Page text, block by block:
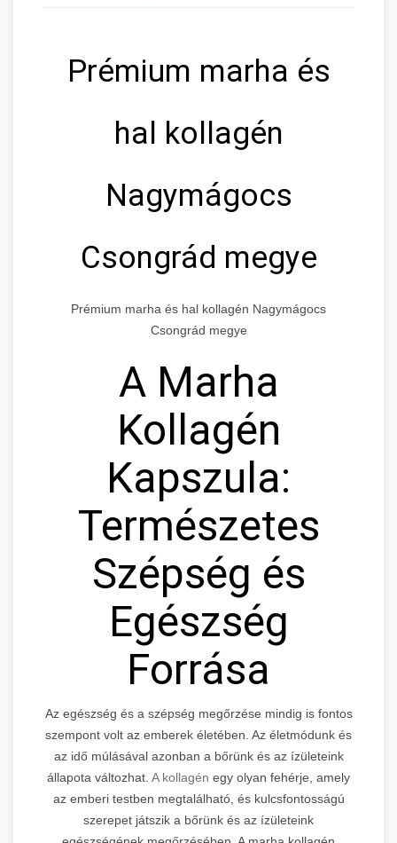
Prémium marha és
hal kollagén
Nagymágocs
Csongrád megye
Prémium marha és hal kollagén Nagymágocs
Csongrád megye
A Marha
Kollagén
Kapszula:
Természetes
Szépség és
Egészség
Forrása
Az egészség és a szépség megőrzése mindig is fontos
szempont volt az emberek életében. Az életmódunk és
az idő múlásával azonban a bőrünk és az ízületeink
állapota változhat. A kollagén egy olyan fehérje, amely
az emberi testben megtalálható, és kulcsfontosságú
szerepet játszik a bőrünk és az ízületeink